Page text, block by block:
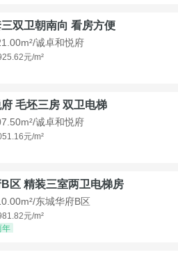
双卫朝南向 看房方便
诚卓和悦府
元/m²
毛坯三房 双卫电梯
诚卓和悦府
元/m²
区 精装三室两卫电梯房
东城华府B区
元/m²
年